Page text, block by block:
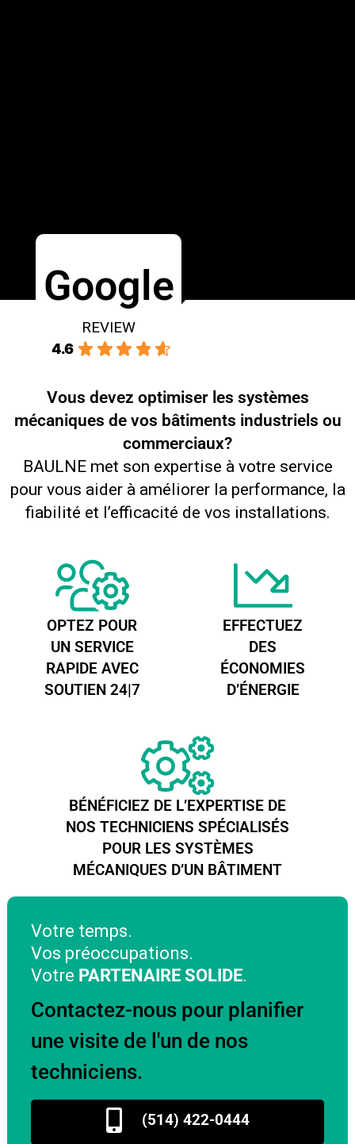
Google
REVIEW
4.6
Vous devez optimiser les systèmes
mécaniques de vos bâtiments industriels ou
commerciaux?
BAULNE met son expertise à votre service
pour vous aider à améliorer la performance, la
fiabilité et l’efficacité de vos installations.
OPTEZ POUR
UN SERVICE
RAPIDE AVEC
SOUTIEN 24|7
EFFECTUEZ
DES
ÉCONOMIES
D’ÉNERGIE
BÉNÉFICIEZ DE L’EXPERTISE DE
NOS TECHNICIENS SPÉCIALISÉS
POUR LES SYSTÈMES
MÉCANIQUES D’UN BÂTIMENT
Votre temps.
Vos préoccupations.
Votre PARTENAIRE SOLIDE.
Contactez-nous pour planifier
une visite de l'un de nos
techniciens.
(514) 422-0444